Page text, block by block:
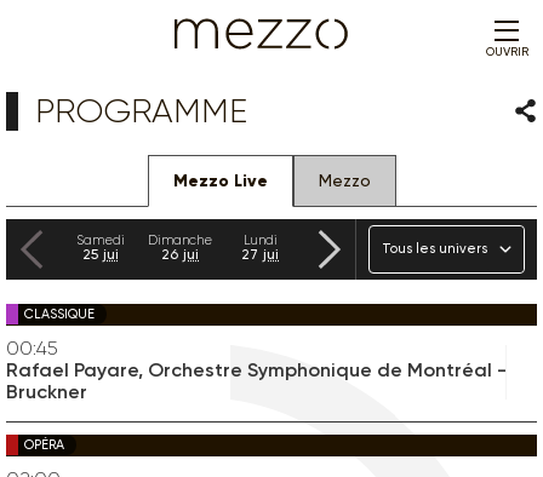
OUVRIR
PROGRAMME
Mezzo Live Mezzo
Précédent Suivant
Samedi
25 jui
Dimanche
26 jui
Lundi
27 jui
Mardi
28
Mercredi
29jui 30jui
Univers
CLASSIQUE
00:45
Rafael Payare, Orchestre Symphonique de Montréal -
Bruckner
OPÉRA